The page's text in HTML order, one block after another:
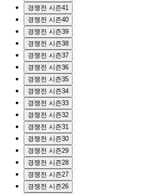
경쟁전 시즌41
경쟁전 시즌40
경쟁전 시즌39
경쟁전 시즌38
경쟁전 시즌37
경쟁전 시즌36
경쟁전 시즌35
경쟁전 시즌34
경쟁전 시즌33
경쟁전 시즌32
경쟁전 시즌31
경쟁전 시즌30
경쟁전 시즌29
경쟁전 시즌28
경쟁전 시즌27
경쟁전 시즌26